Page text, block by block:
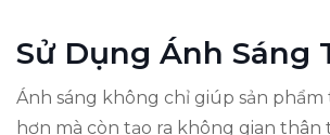
Sử Dụng Ánh Sáng
Ánh sáng không chỉ giúp sản
hơn mà còn tạo ra không gian thân